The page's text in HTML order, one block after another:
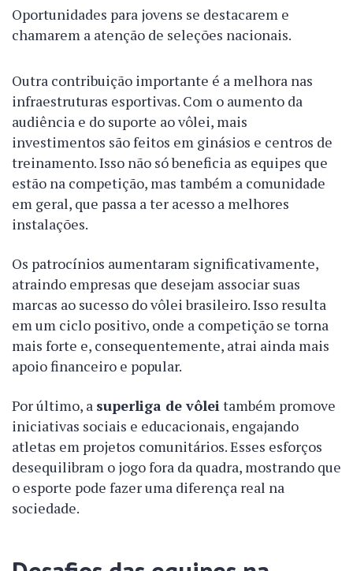
Oportunidades para jovens se destacarem e
chamarem a atenção de seleções nacionais.
Outra contribuição importante é a melhora nas
infraestruturas esportivas. Com o aumento da
audiência e do suporte ao vôlei, mais
investimentos são feitos em ginásios e centros de
treinamento. Isso não só beneficia as equipes que
estão na competição, mas também a comunidade
em geral, que passa a ter acesso a melhores
instalações.
Os patrocínios aumentaram significativamente,
atraindo empresas que desejam associar suas
marcas ao sucesso do vôlei brasileiro. Isso resulta
em um ciclo positivo, onde a competição se torna
mais forte e, consequentemente, atrai ainda mais
apoio financeiro e popular.
Por último, a superliga de vôleitambém promove
iniciativas sociais e educacionais, engajando
atletas em projetos comunitários. Esses esforços
desequilibram o jogo fora da quadra, mostrando que
o esporte pode fazer uma diferença real na
sociedade.